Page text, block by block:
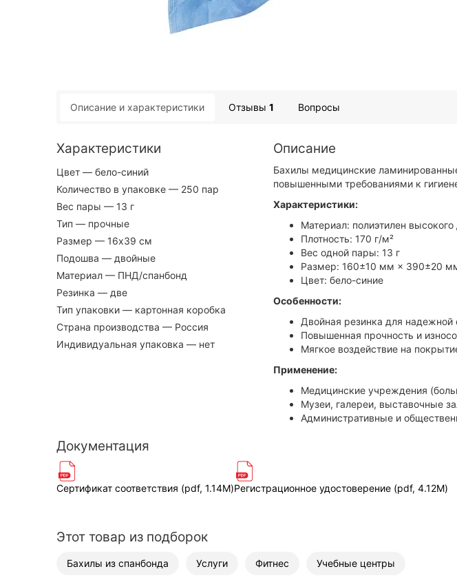
Описание и характеристики Отзывы1 Вопросы
Характеристики
Цвет — бело-синий
Количество в упаковке — 250 пар
Вес пары — 13 г
Тип — прочные
Размер — 16х39 см
Подошва — двойные
Материал — ПНД/спанбонд
Резинка — две
Тип упаковки — картонная коробка
Страна производства — Россия
Индивидуальная упаковка — нет
Описание
Бахилы медицинские
повышенными требованиями к
Характеристики:
Материал: полиэтилен
Плотность: 170 г/м²
Вес одной пары: 13 г
Размер: 160±10 мм × 390±20
Цвет: бело-синие
Особенности:
Двойная резинка для надежной
Повышенная прочность и
Мягкое воздействие на
Применение:
Медицинские учреждения
Музеи, галереи, выставочные
Административные и
Документация
Сертификат соответствия (pdf, 1.14M)Регистрационное удостоверение (pdf, 4.12M)
Этот товар из подборок
Бахилы из спанбонда Услуги Фитнес Учебные центры